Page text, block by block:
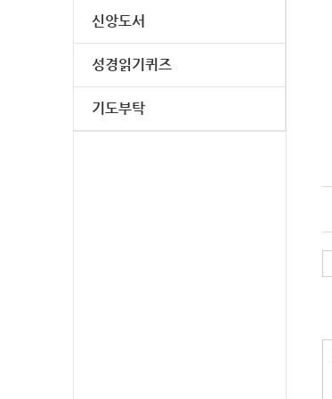
신앙도서
성경읽기퀴즈
기도부탁